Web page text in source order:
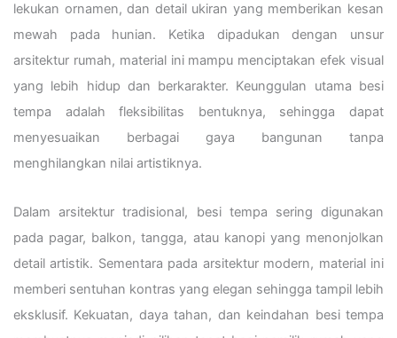
lekukan ornamen, dan detail ukiran yang memberikan kesan
mewah pada hunian. Ketika dipadukan dengan unsur
arsitektur rumah, material ini mampu menciptakan efek visual
yang lebih hidup dan berkarakter. Keunggulan utama besi
tempa adalah fleksibilitas bentuknya, sehingga dapat
menyesuaikan berbagai gaya bangunan tanpa
menghilangkan nilai artistiknya.
Dalam arsitektur tradisional, besi tempa sering digunakan
pada pagar, balkon, tangga, atau kanopi yang menonjolkan
detail artistik. Sementara pada arsitektur modern, material ini
memberi sentuhan kontras yang elegan sehingga tampil lebih
eksklusif. Kekuatan, daya tahan, dan keindahan besi tempa